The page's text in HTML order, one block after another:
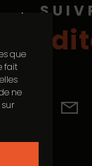
que
fait
ne